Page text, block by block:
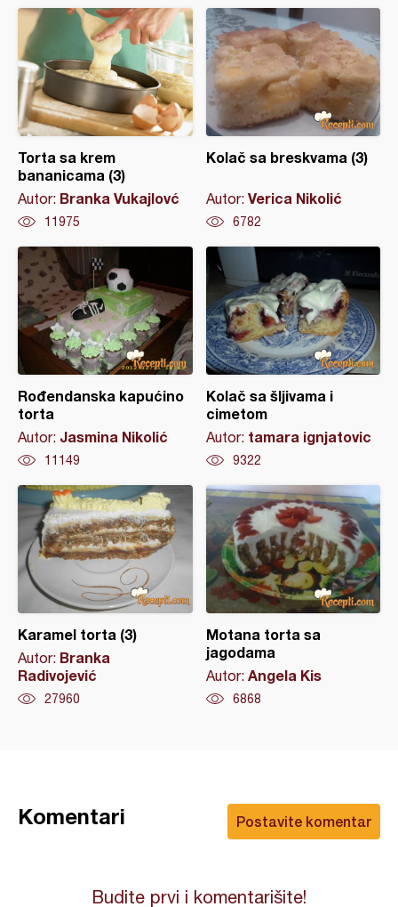
Torta sa krem
bananicama (3)
Autor: Branka Vukajlovć
11975
Kolač sa breskvama (3)
Autor: Verica Nikolić
6782
Rođendanska kapućino
torta
Autor: Jasmina Nikolić
11149
Kolač sa šljivama i
cimetom
Autor: tamara ignjatovic
9322
Karamel torta (3)
Autor: Branka
Radivojević
27960
Motana torta sa
jagodama
Autor: Angela Kis
6868
Postavite komentar
Komentari
Budite prvi i komentarišite!